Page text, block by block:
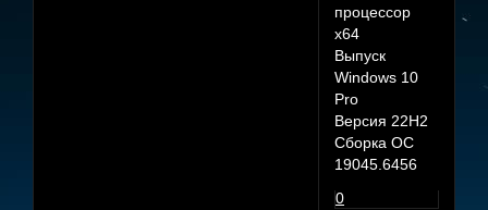
процессор
x64
Выпуск
Windows 10
Pro
Версия 22H2
Сборка ОС
19045.6456
0